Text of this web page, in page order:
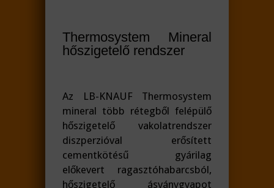
Thermosystem Mineral
hőszigetelő rendszer
Az LB-KNAUF Thermosystem
mineral több rétegből felépülő
hőszigetelő vakolatrendszer
diszperzióval erősített
cementkötésű gyárilag
előkevert ragasztóhabarcsból,
hőszigetelő ásványgyapot